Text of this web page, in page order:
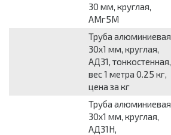
30 мм, круглая,
АМг5М
Труба алюминиевая
30x1 мм, круглая,
АД31, тонкостенная,
вес 1 метра 0.25 кг,
цена за кг
Труба алюминиевая
30x1 мм, круглая,
АД31Н,